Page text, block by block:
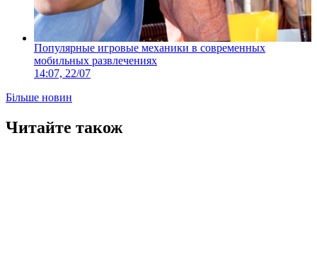
Популярные игровые механики в современных
мобильных развлечениях
14:07, 22/07
Більше новин
Читайте також